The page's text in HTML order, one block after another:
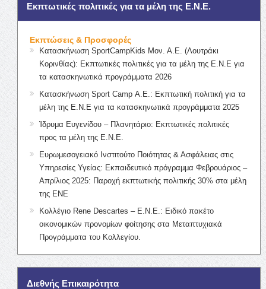
Εκπτωτικές πολιτικές για τα μέλη της Ε.Ν.Ε.
Εκπτώσεις & Προσφορές
Κατασκήνωση SportCampKids Μον. Α.Ε. (Λουτράκι
Κορινθίας): Εκπτωτικές πολιτικές για τα μέλη της Ε.Ν.Ε για
τα κατασκηνωτικά προγράμματα 2026
Κατασκήνωση Sport Camp Α.Ε.: Εκπτωτική πολιτική για τα
μέλη της Ε.Ν.Ε για τα κατασκηνωτικά προγράμματα 2025
Ίδρυμα Ευγενίδου – Πλανητάριο: Εκπτωτικές πολιτικές
προς τα μέλη της Ε.Ν.Ε.
Ευρωμεσογειακό Ινστιτούτο Ποιότητας & Ασφάλειας στις
Υπηρεσίες Υγείας: Εκπαιδευτικό πρόγραμμα Φεβρουάριος –
Απρίλιος 2025: Παροχή εκπτωτικής πολιτικής 30% στα μέλη
της ΕΝΕ
Κολλέγιο Rene Descartes – Ε.Ν.Ε.: Ειδικό πακέτο
οικονομικών προνομίων φοίτησης στα Μεταπτυχιακά
Προγράμματα του Κολλεγίου.
Διεθνής Επικαιρότητα